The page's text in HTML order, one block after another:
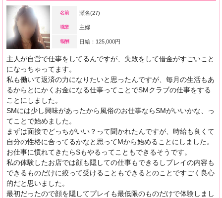
名前 瀬名(27)
職業 主婦
報酬 日給：125,000円
主人が自営で仕事をしてるんですが、失敗をして借金がすごいこと
になっちゃってます。
私も働いて返済の力になりたいと思ったんですが、毎月の生活もあ
るからとにかくお金になる仕事ってことでSMクラブの仕事をする
ことにしました。
SMには少し興味があったから風俗のお仕事ならSMがいいかな、っ
てことで始めました。
まずは面接でどっちがいい？って聞かれたんですが、時給も良くて
自分の性格に合ってるかなと思ってMから始めることにしました。
お仕事に慣れてきたらSもやるってこともできるそうです。
私の体験したお店では顔も隠しての仕事もできるしプレイの内容も
できるものだけに絞って受けることもできるとのことですごく良心
的だと思いました。
最初だったので顔を隠してプレイも最低限のものだけで体験しまし